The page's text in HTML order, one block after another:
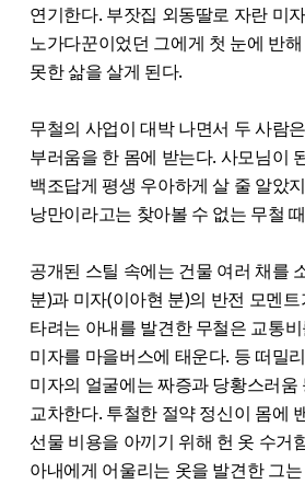
연기한다. 부잣집 외동딸로 자란 미
노가다꾼이었던 그에게 첫 눈에 반
못한 삶을 살게 된다.
무철의 사업이 대박 나면서 두 사람
부러움을 한 몸에 받는다. 사모님이
백조답게 평생 우아하게 살 줄 알았
낭만이라고는 찾아볼 수 없는 무철
공개된 스틸 속에는 건물 여러 채를
분)과 미자(이아현 분)의 반전 모멘
타려는 아내를 발견한 무철은 교통
미자를 마을버스에 태운다. 등 떠밀
미자의 얼굴에는 짜증과 당황스러움
교차한다. 투철한 절약 정신이 몸에
선물 비용을 아끼기 위해 헌 옷 수거
아내에게 어울리는 옷을 발견한 그